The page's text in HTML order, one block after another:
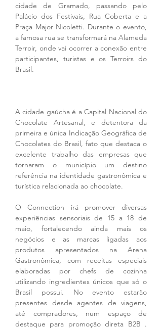
cidade de Gramado, passando pelo
Palácio dos Festivais, Rua Coberta e a
Praça Major Nicoletti. Durante o evento,
a famosa rua se transformará na Alameda
Terroir, onde vai ocorrer a conexão entre
participantes, turistas e os Terroirs do
Brasil.
A cidade gaúcha é a Capital Nacional do
Chocolate Artesanal, e detentora da
primeira e única Indicação Geográfica de
Chocolates do Brasil, fato que destaca o
excelente trabalho das empresas que
tornaram o município um destino
referência na identidade gastronômica e
turística relacionada ao chocolate.
O Connection irá promover diversas
experiências sensoriais de 15 a 18 de
maio, fortalecendo ainda mais os
negócios e as marcas ligadas aos
produtos apresentados na Arena
Gastronômica, com receitas especiais
elaboradas por chefs de cozinha
utilizando ingredientes únicos que só o
Brasil possui. No evento estarão
presentes desde agentes de viagens,
até compradores, num espaço de
destaque para promoção direta B2B .